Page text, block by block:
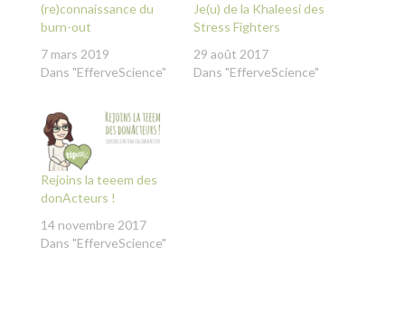
(re)connaissance du
burn-out
7 mars 2019
Dans "EfferveScience"
Je(u) de la Khaleesi des
Stress Fighters
29 août 2017
Dans "EfferveScience"
Rejoins la teeem des
donActeurs !
14 novembre 2017
Dans "EfferveScience"